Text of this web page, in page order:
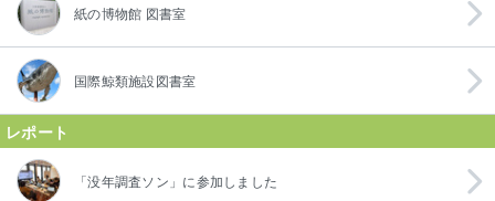
紙の博物館 図書室
国際鯨類施設図書室
レポート
「没年調査ソン」に参加しました